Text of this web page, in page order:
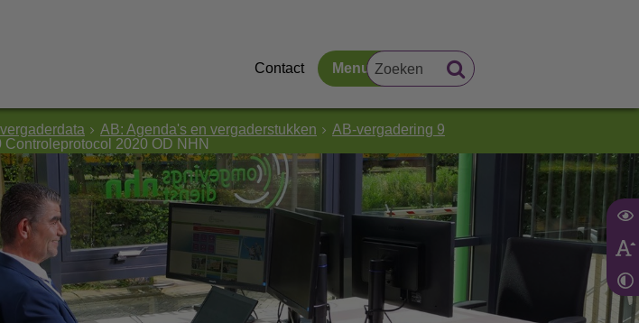
Contact Menu
AB: Agenda's en vergaderstukken
AB-vergadering 9
Controleprotocol 2020 OD NHN